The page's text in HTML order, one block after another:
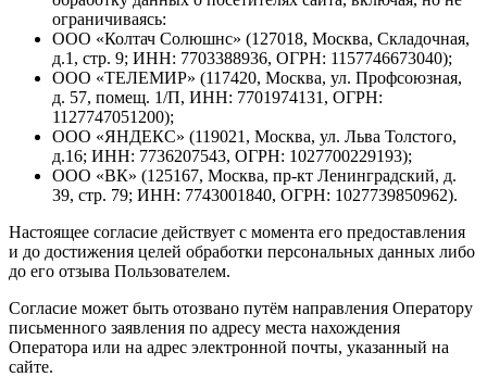
ограничиваясь:
ООО «Колтач Солюшнс» (127018, Москва, Складочная,
д.1, стр. 9; ИНН: 7703388936, ОГРН: 1157746673040);
ООО «ТЕЛЕМИР» (117420, Москва, ул. Профсоюзная,
д. 57, помещ. 1/П, ИНН: 7701974131, ОГРН:
1127747051200);
ООО «ЯНДЕКС» (119021, Москва, ул. Льва Толстого,
д.16; ИНН: 7736207543, ОГРН: 1027700229193);
ООО «ВК» (125167, Москва, пр-кт Ленинградский, д.
39, стр. 79; ИНН: 7743001840, ОГРН: 1027739850962).
Настоящее согласие действует с момента его предоставления
и до достижения целей обработки персональных данных либо
до его отзыва Пользователем.
Согласие может быть отозвано путём направления Оператору
письменного заявления по адресу места нахождения
Оператора или на адрес электронной почты, указанный на
сайте.